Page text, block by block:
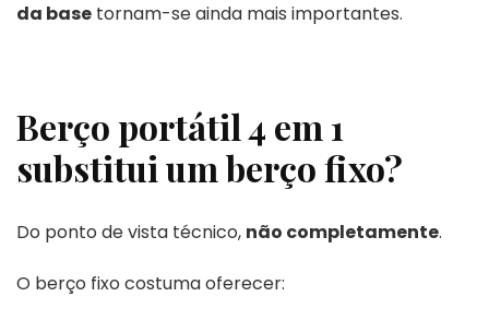
da base tornam-se ainda mais importantes.
Berço portátil 4 em 1
substitui um berço fixo?
Do ponto de vista técnico, não completamente.
O berço fixo costuma oferecer: